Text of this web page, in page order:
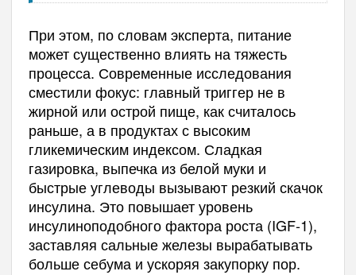
При этом, по словам эксперта, питание
может существенно влиять на тяжесть
процесса. Современные исследования
сместили фокус: главный триггер не в
жирной или острой пище, как считалось
раньше, а в продуктах с высоким
гликемическим индексом. Сладкая
газировка, выпечка из белой муки и
быстрые углеводы вызывают резкий скачок
инсулина. Это повышает уровень
инсулиноподобного фактора роста (IGF-1),
заставляя сальные железы вырабатывать
больше себума и ускоряя закупорку пор.